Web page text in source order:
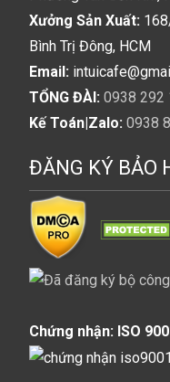
Xưởng Sản Xuất:
Bình Trị Đông, HCM
Email:
TỔNG ĐÀI: 0938 292
Kế Toán|Zalo: 0938
ĐĂNG KÝ BẢO
Chứng nhận: ISO